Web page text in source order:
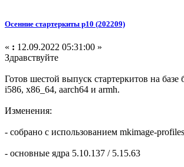
Осенние стартеркиты p10 (202209)
« : 12.09.2022 05:31:00 »
Здравствуйте
Готов шестой выпуск стартеркитов на базе
i586, x86_64, aarch64 и armh.
Изменения:
- собрано с использованием mkimage-
- основные ядра 5.10.137 / 5.15.63